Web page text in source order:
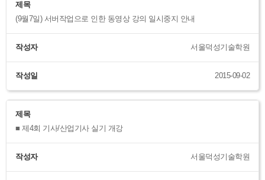
제목
(9월7일) 서버작업으로 인한 동영상 강의 일시중지 안내
작성자 서울덕성기술학원
작성일 2015-09-02
제목
■ 제4회 기사/산업기사 실기 개강
작성자 서울덕성기술학원